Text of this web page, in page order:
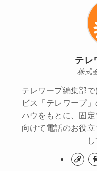
テレ
株式
テレワープ編集部
ビス「テレワープ
ハウをもとに、固
向けて電話のお役